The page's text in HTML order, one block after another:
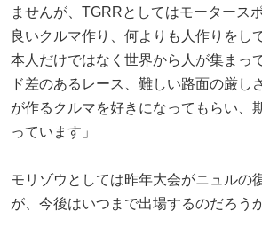
ませんが、TGRRとしてはモータース
良いクルマ作り、何よりも人作りをし
本人だけではなく世界から人が集まっ
ド差のあるレース、難しい路面の厳し
が作るクルマを好きになってもらい、
っています」
モリゾウとしては昨年大会がニュルの
が、今後はいつまで出場するのだろう